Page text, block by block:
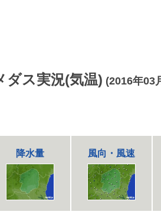
ダス実況(気温) (2016年03
降水量 風向・風速